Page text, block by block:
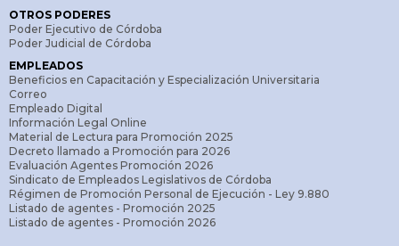
OTROS PODERES
Poder Ejecutivo de Córdoba
Poder Judicial de Córdoba
EMPLEADOS
Beneficios en Capacitación y Especialización Universitaria
Correo
Empleado Digital
Información Legal Online
Material de Lectura para Promoción 2025
Decreto llamado a Promoción para 2026
Evaluación Agentes Promoción 2026
Sindicato de Empleados Legislativos de Córdoba
Régimen de Promoción Personal de Ejecución - Ley 9.880
Listado de agentes - Promoción 2025
Listado de agentes - Promoción 2026